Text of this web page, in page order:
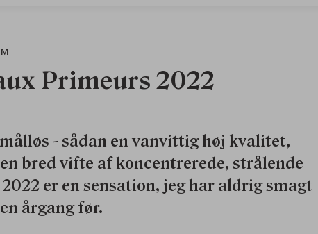
Primeurs 2022
- sådan en vanvittig høj kvalitet,
bred vifte af koncentrerede, strålende
2022 er en sensation, jeg har aldrig smagt
årgang før.